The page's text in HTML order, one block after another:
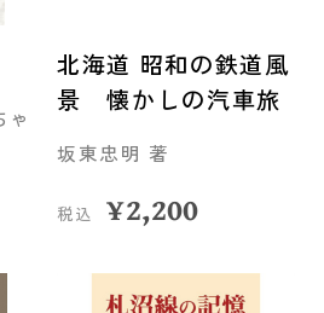
北海道 昭和の鉄道風
景 懐かしの汽車旅
坂東忠明 著
税込 ¥2,200